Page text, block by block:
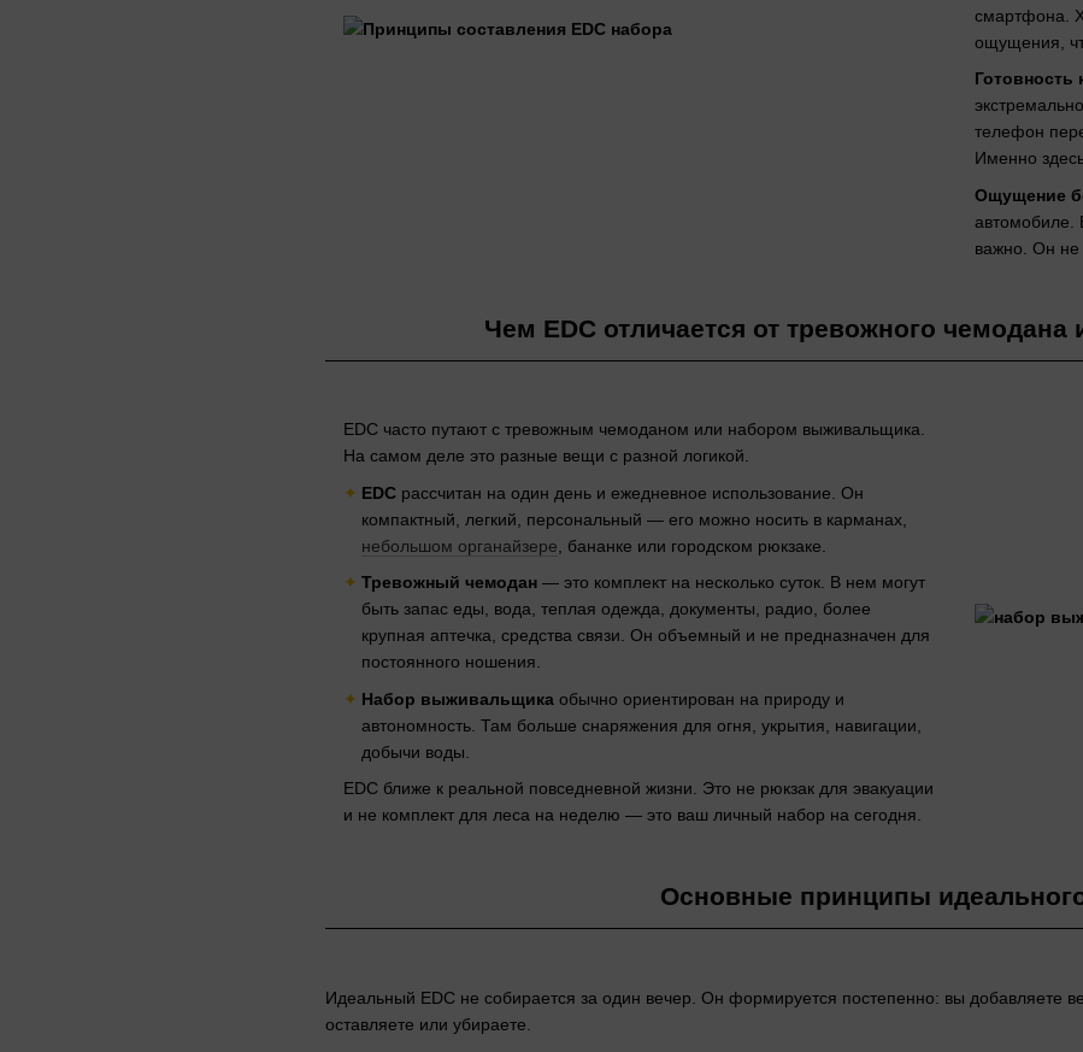
смартфона.
ощущения,
Готовность
телефон
Именно
Ощущение
автомобиле.
важно. Он не
Чем EDC отличается от тревожного
EDC часто путают с тревожным чемоданом или набором выживальщика.
На самом деле это разные вещи с разной логикой.
EDC рассчитан на один день и ежедневное использование. Он
компактный, легкий, персональный — его можно носить в карманах,
небольшом органайзере , бананке или городском рюкзаке.
Тревожный чемодан — это комплект на несколько суток. В нем могут
быть запас еды, вода, теплая одежда, документы, радио, более
крупная аптечка, средства связи. Он объемный и не предназначен для
постоянного ношения.
Набор выживальщика обычно ориентирован на природу и
автономность. Там больше снаряжения для огня, укрытия, навигации,
добычи воды.
EDC ближе к реальной повседневной жизни. Это не рюкзак для эвакуации
и не комплект для леса на неделю — это ваш личный набор на сегодня.
Основные принципы
Идеальный EDC не собирается за один вечер. Он формируется постепенно: вы добавляете
оставляете или убираете.